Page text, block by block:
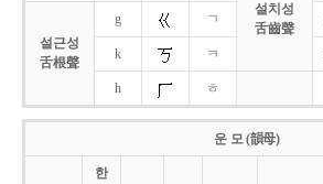
설치성
舌齒聲
설근성
舌根聲
g ㄱ
k ㅋ
h ㅎ
운 모 (韻母)
한